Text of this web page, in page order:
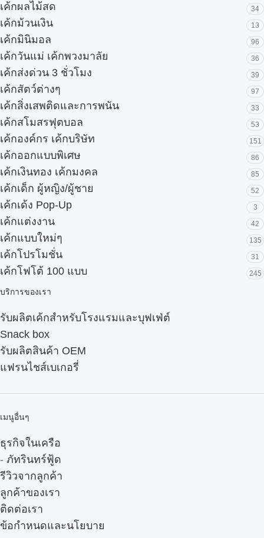
เค้กผลไม้สด 34
เค้กม้วนเงิน 13
เค้กมินิมอล 96
เค้กวันแม่ เค้กพวงมาลัย 36
เค้กส่งด่วน 3 ชั่วโมง 39
เค้กสัตว์ต่างๆ 97
เค้กสิ่งเสพติดและการพนัน 33
เค้กสโมสรฟุตบอล 53
เค้กองค์กร เค้กบริษัท 151
เค้กออกแบบพิเศษ 86
เค้กเงินทอง เค้กมงคล 85
เค้กเด็ก ผู้หญิง/ผู้ชาย 52
เค้กเด้ง Pop-Up 3
เค้กแต่งงาน 42
เค้กแบบใหม่ๆ 135
เค้กโปรโมชั่น 31
เค้กโฟโต้ 100 แบบ 245
บริการของเรา
รับผลิตเค้กสำหรับโรงแรมและบุฟเฟ่ต์
Snack box
รับผลิตสินค้า OEM
แฟรนไชส์เบเกอรี่
เมนูอื่นๆ
ธุรกิจในเครือ
- ภัทรินทร์ฟู้ด
รีวิวจากลูกค้า
ลูกค้าของเรา
ติดต่อเรา
ข้อกำหนดและนโยบาย